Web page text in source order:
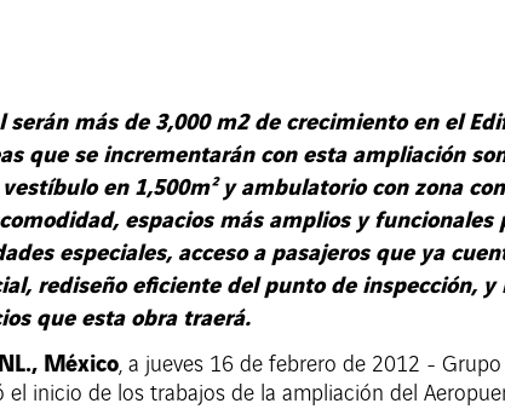
serán más de 3,000 m2 de crecimiento en el
que se incrementarán con esta ampliación
vestíbulo en 1,500m² y ambulatorio con zona
espacios más amplios y
especiales, acceso a pasajeros que ya
rediseño eficiente del punto de inspección,
que esta obra traerá.
México, a jueves 16 de febrero de 2012 - Grupo
el inicio de los trabajos de la ampliación del